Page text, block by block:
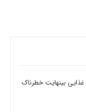
از حد این 8 ماده غذایی بینهایت خطرناک